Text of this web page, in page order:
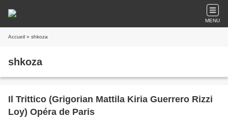
MENU
Accueil » shkoza
shkoza
Il Trittico (Grigorian Mattila Kiria Guerrero Rizzi
Loy) Opéra de Paris